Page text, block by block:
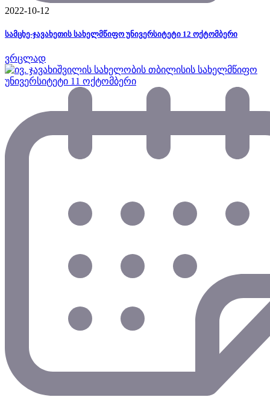
2022-10-12
სამცხე-ჯავახეთის სახელმწიფო უნივერსიტეტი 12 ოქტომბერი
ვრცლად